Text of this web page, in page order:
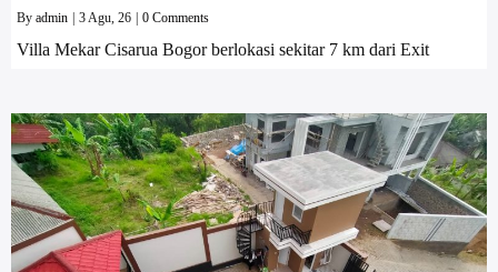
By admin 3Agu, 26 0 Comments
Villa Mekar Cisarua Bogor berlokasi sekitar 7 km dari Exit